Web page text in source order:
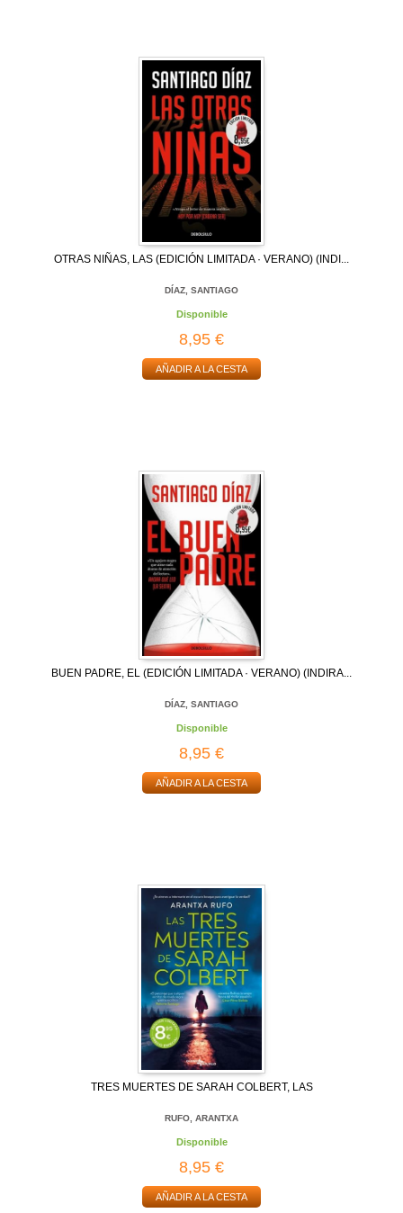
OTRAS NIÑAS, LAS (EDICIÓN LIMITADA · VERANO) (INDI...
DÍAZ, SANTIAGO
Disponible
8,95 €
AÑADIR A LA CESTA
BUEN PADRE, EL (EDICIÓN LIMITADA · VERANO) (INDIRA...
DÍAZ, SANTIAGO
Disponible
8,95 €
AÑADIR A LA CESTA
TRES MUERTES DE SARAH COLBERT, LAS
RUFO, ARANTXA
Disponible
8,95 €
AÑADIR A LA CESTA